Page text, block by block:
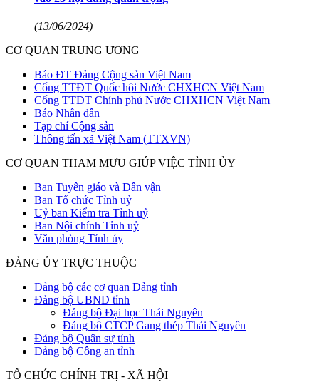
(13/06/2024)
CƠ QUAN TRUNG ƯƠNG
Báo ĐT Đảng Cộng sản Việt Nam
Cổng TTĐT Quốc hội Nước CHXHCN Việt Nam
Cổng TTĐT Chính phủ Nước CHXHCN Việt Nam
Báo Nhân dân
Tạp chí Cộng sản
Thông tấn xã Việt Nam (TTXVN)
CƠ QUAN THAM MƯU GIÚP VIỆC TỈNH ỦY
Ban Tuyên giáo và Dân vận
Ban Tổ chức Tỉnh uỷ
Uỷ ban Kiểm tra Tỉnh uỷ
Ban Nội chính Tỉnh uỷ
Văn phòng Tỉnh ủy
ĐẢNG ỦY TRỰC THUỘC
Đảng bộ các cơ quan Đảng tỉnh
Đảng bộ UBND tỉnh
Đảng bộ Đại học Thái Nguyên
Đảng bộ CTCP Gang thép Thái Nguyên
Đảng bộ Quân sự tỉnh
Đảng bộ Công an tỉnh
TỔ CHỨC CHÍNH TRỊ - XÃ HỘI